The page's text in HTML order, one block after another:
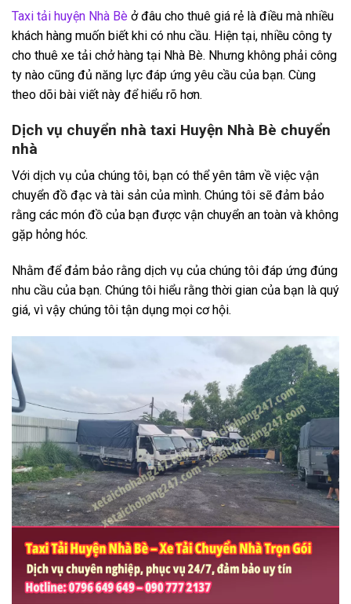
Taxi tải huyện Nhà Bè ở đâu cho thuê giá rẻ là điều mà nhiều
khách hàng muốn biết khi có nhu cầu. Hiện tại, nhiều công ty
cho thuê xe tải chở hàng tại Nhà Bè. Nhưng không phải công
ty nào cũng đủ năng lực đáp ứng yêu cầu của bạn. Cùng
theo dõi bài viết này để hiểu rõ hơn.
Dịch vụ chuyển nhà taxi Huyện Nhà Bè chuyển
nhà
Với dịch vụ của chúng tôi, bạn có thể yên tâm về việc vận
chuyển đồ đạc và tài sản của mình. Chúng tôi sẽ đảm bảo
rằng các món đồ của bạn được vận chuyển an toàn và không
gặp hỏng hóc.
Nhằm để đảm bảo rằng dịch vụ của chúng tôi đáp ứng đúng
nhu cầu của bạn. Chúng tôi hiểu rằng thời gian của bạn là quý
giá, vì vậy chúng tôi tận dụng mọi cơ hội.